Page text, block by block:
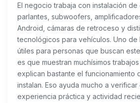
El negocio trabaja con instalación de
parlantes, subwoofers,
Android, cámaras de retroceso y
tecnológicos para vehículos. Uno de
útiles para personas que buscan
es que muestran muchísimos
explican bastante el funcionamiento
instalan. Eso ayuda mucho a verificar
experiencia práctica y actividad